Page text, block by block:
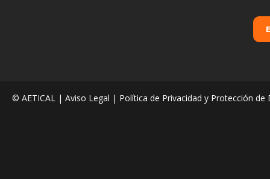
© AETICAL | Aviso Legal | Política de Privacidad y Protección de